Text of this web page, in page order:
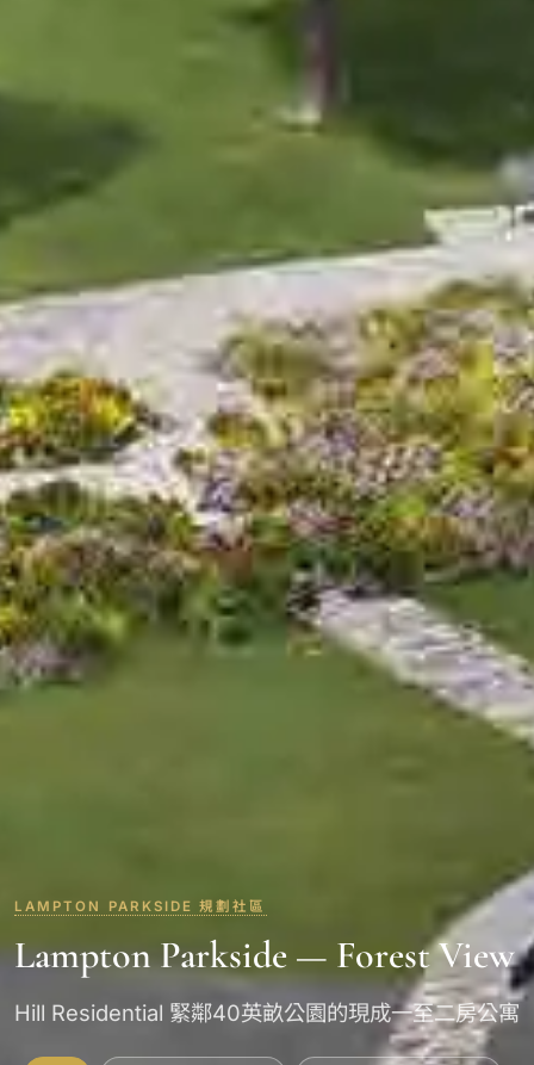
LAMPTON PARKSIDE 規劃社區
Lampton Parkside — Forest View
Hill Residential 緊鄰40英畝公園的現成一至二房公寓